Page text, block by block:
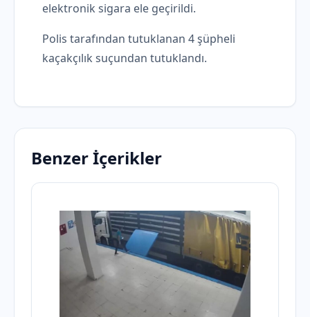
elektronik sigara ele geçirildi.
Polis tarafından tutuklanan 4 şüpheli
kaçakçılık suçundan tutuklandı.
Benzer İçerikler